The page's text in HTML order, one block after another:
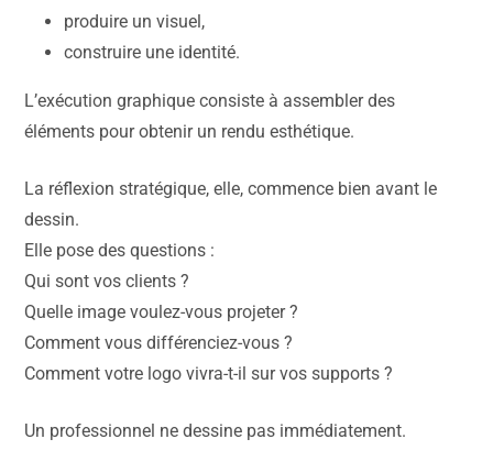
produire un visuel,
construire une identité.
L’exécution graphique consiste à assembler des
éléments pour obtenir un rendu esthétique.
La réflexion stratégique, elle, commence bien avant le
dessin.
Elle pose des questions :
Qui sont vos clients ?
Quelle image voulez-vous projeter ?
Comment vous différenciez-vous ?
Comment votre logo vivra-t-il sur vos supports ?
Un professionnel ne dessine pas immédiatement.